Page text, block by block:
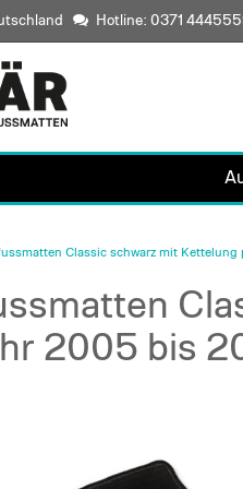
Hotline: 0371
Classic schwarz mit
2005 bis